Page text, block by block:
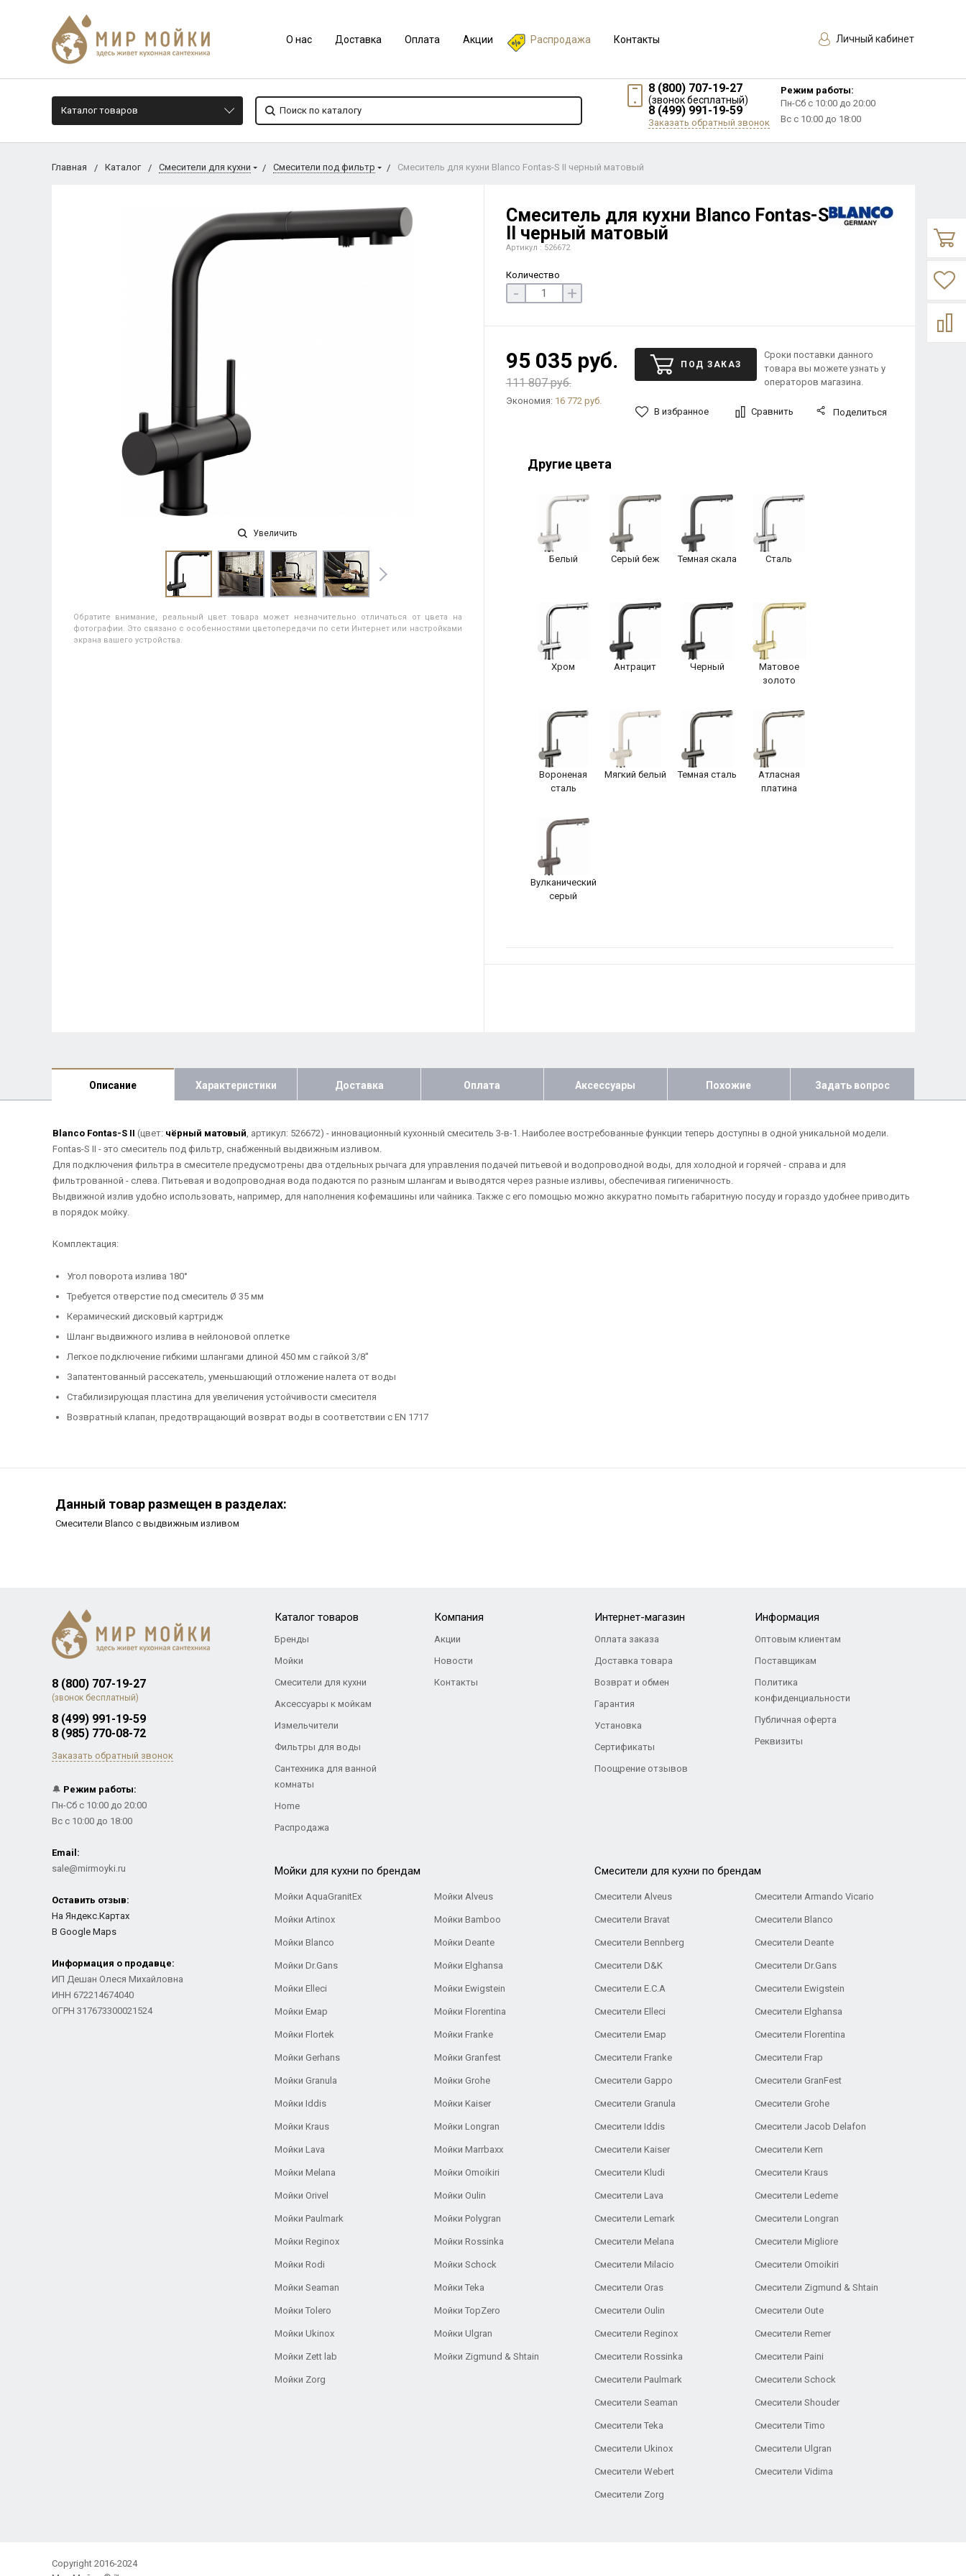
О нас Доставка Оплата Акции Распродажа Контакты Личный кабинет
Каталог товаров
8 (800) 707-19-27
(звонок бесплатный)
8 (499) 991-19-59
Заказать обратный звонок
Режим работы:
Пн-Сб с 10:00 до 20:00
Вс с 10:00 до 18:00
Главная Каталог Смесители для кухни Смесители под фильтр Смеситель для кухни Blanco Fontas-S II черный матовый
Увеличить
Обратите внимание, реальный цвет товара может незначительно отличаться от цвета на
фотографии. Это связано с особенностями цветопередачи по сети Интернет или настройками
экрана вашего устройства.
Смеситель для кухни Blanco Fontas-S
II черный матовый
Артикул : 526672
Количество
- +
95 035 руб.
111 807 руб.
Экономия: 16 772 руб.
ПОД ЗАКАЗ
Сроки поставки данного
товара вы можете узнать у
операторов магазина.
В избранное Сравнить Поделиться
Другие цвета
Белый Серый беж Темная скала Сталь
Хром Антрацит Черный
Матовое
золото
Вороненая
сталь
Мягкий белый Темная сталь
Атласная
платина
Вулканический
серый
Описание Характеристики Доставка Оплата Аксессуары Похожие Задать вопрос
Blanco Fontas-S II (цвет: чёрный матовый, артикул: 526672) - инновационный кухонный смеситель 3-в-1. Наиболее востребованные функции теперь доступны в одной уникальной модели.
Fontas-S II - это смеситель под фильтр, снабженный выдвижным изливом.
Для подключения фильтра в смесителе предусмотрены два отдельных рычага для управления подачей питьевой и водопроводной воды, для холодной и горячей - справа и для
фильтрованной - слева. Питьевая и водопроводная вода подаются по разным шлангам и выводятся через разные изливы, обеспечивая гигиеничность.
Выдвижной излив удобно использовать, например, для наполнения кофемашины или чайника. Также с его помощью можно аккуратно помыть габаритную посуду и гораздо удобнее приводить
в порядок мойку.
Комплектация:
Угол поворота излива 180°
Требуется отверстие под смеситель Ø 35 мм
Керамический дисковый картридж
Шланг выдвижного излива в нейлоновой оплетке
Легкое подключение гибкими шлангами длиной 450 мм с гайкой 3/8''
Запатентованный рассекатель, уменьшающий отложение налета от воды
Стабилизирующая пластина для увеличения устойчивости смесителя
Возвратный клапан, предотвращающий возврат воды в соответствии с EN 1717
Данный товар размещен в разделах:
Смесители Blanco с выдвижным изливом
8 (800) 707-19-27
(звонок бесплатный)
8 (499) 991-19-59
8 (985) 770-08-72
Заказать обратный звонок
🔔 Режим работы:
Пн-Сб с 10:00 до 20:00
Вс с 10:00 до 18:00
Email:
sale@mirmoyki.ru
Оставить отзыв:
На Яндекс.Картах
В Google Maps
Информация о продавце:
ИП Дешан Олеся Михайловна
ИНН 672214674040
ОГРН 317673300021524
Каталог товаров
Бренды
Мойки
Смесители для кухни
Аксессуары к мойкам
Измельчители
Фильтры для воды
Сантехника для ванной
комнаты
Home
Распродажа
Компания
Акции
Новости
Контакты
Интернет-магазин
Оплата заказа
Доставка товара
Возврат и обмен
Гарантия
Установка
Сертификаты
Поощрение отзывов
Информация
Оптовым клиентам
Поставщикам
Политика
конфиденциальности
Публичная оферта
Реквизиты
Мойки для кухни по брендам
Мойки AquaGranitEx Мойки Alveus
Мойки Artinox Мойки Bamboo
Мойки Blanco Мойки Deante
Мойки Dr.Gans Мойки Elghansa
Мойки Elleci Мойки Ewigstein
Мойки Емар Мойки Florentina
Мойки Flortek Мойки Franke
Мойки Gerhans Мойки Granfest
Мойки Granula Мойки Grohe
Мойки Iddis Мойки Kaiser
Мойки Kraus Мойки Longran
Мойки Lava Мойки Marrbaxx
Мойки Melana Мойки Omoikiri
Мойки Orivel Мойки Oulin
Мойки Paulmark Мойки Polygran
Мойки Reginox Мойки Rossinka
Мойки Rodi Мойки Schock
Мойки Seaman Мойки Teka
Мойки Tolero Мойки TopZero
Мойки Ukinox Мойки Ulgran
Мойки Zett lab Мойки Zigmund & Shtain
Мойки Zorg
Cмесители для кухни по брендам
Смесители Alveus Смесители Armando Vicario
Смесители Bravat Смесители Blanco
Смесители Bennberg Смесители Deante
Смесители D&K Смесители Dr.Gans
Смесители E.C.A Cмесители Ewigstein
Смесители Elleci Смесители Elghansa
Смесители Емар Смесители Florentina
Смесители Franke Смесители Frap
Смесители Gappo Смесители GranFest
Смесители Granula Смесители Grohe
Смесители Iddis Смесители Jacob Delafon
Смесители Kaiser Смесители Kern
Смесители Kludi Смесители Kraus
Смесители Lava Смесители Ledeme
Смесители Lemark Смесители Longran
Смесители Melana Смесители Migliore
Смесители Milacio Смесители Omoikiri
Смесители Oras Смесители Zigmund & Shtain
Смесители Oulin Смесители Oute
Смесители Reginox Смесители Remer
Смесители Rossinka Смесители Paini
Смесители Paulmark Смесители Schock
Смесители Seaman Смесители Shouder
Смесители Teka Смесители Timo
Смесители Ukinox Смесители Ulgran
Смесители Webert Смесители Vidima
Смесители Zorg
Copyright 2016-2024